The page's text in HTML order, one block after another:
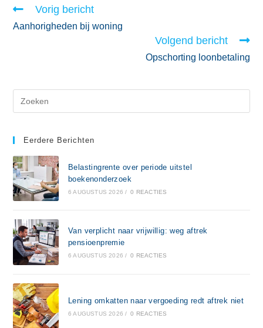
Vorig bericht
Aanhorigheden bij woning
Volgend bericht
Opschorting loonbetaling
Eerdere Berichten
Belastingrente over periode uitstel
boekenonderzoek
6 AUGUSTUS 2026 / 0 REACTIES
Van verplicht naar vrijwillig: weg aftrek
pensioenpremie
6 AUGUSTUS 2026 / 0 REACTIES
Lening omkatten naar vergoeding redt aftrek niet
6 AUGUSTUS 2026 / 0 REACTIES